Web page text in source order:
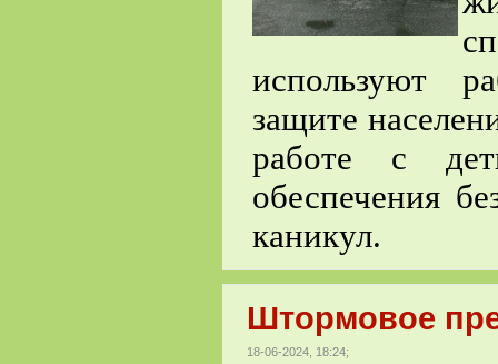
используют
защите
работе с
обеспечения
каникул.
Штормовое
18-06-2024, 18:24;